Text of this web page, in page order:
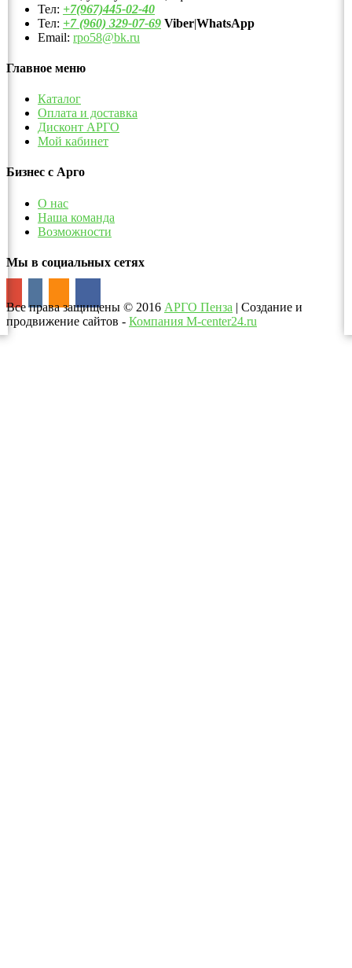
Тел: +7(967)445-02-40
Тел: +7 (960) 329-07-69 Viber|WhatsApp
Email: rpo58@bk.ru
Главное меню
Каталог
Оплата и доставка
Дисконт АРГО
Мой кабинет
Бизнес с Арго
О нас
Наша команда
Возможности
Мы в социальных сетях
Все права защищены © 2016 АРГО Пенза | Создание и
продвижение сайтов - Компания M-center24.ru